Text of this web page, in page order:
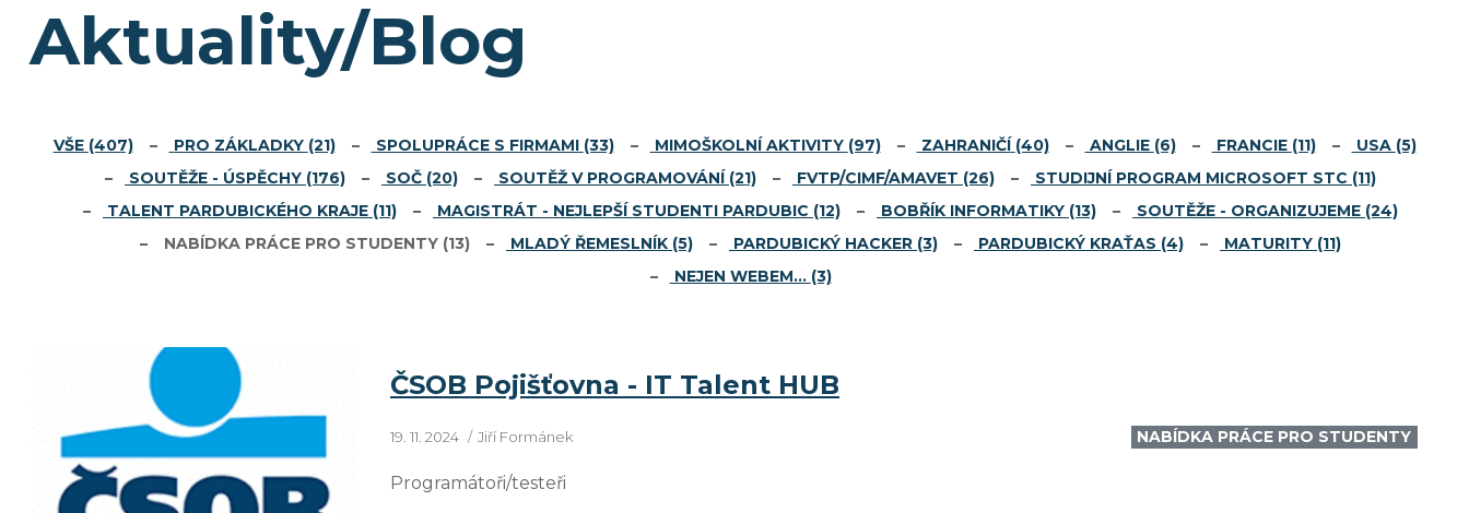
Aktuality/Blog
VŠE (407) PRO ZÁKLADKY (21) SPOLUPRÁCE S FIRMAMI (33) MIMOŠKOLNÍ AKTIVITY (97) ZAHRANIČÍ (40) ANGLIE (6) FRANCIE (11) USA (5)
SOUTĚŽE - ÚSPĚCHY (176) SOČ (20) SOUTĚŽ V PROGRAMOVÁNÍ (21) FVTP/CIMF/AMAVET (26) STUDIJNÍ PROGRAM MICROSOFT STC (11)
TALENT PARDUBICKÉHO KRAJE (11) MAGISTRÁT - NEJLEPŠÍ STUDENTI PARDUBIC (12) BOBŘÍK INFORMATIKY (13) SOUTĚŽE - ORGANIZUJEME (24)
NABÍDKA PRÁCE PRO STUDENTY (13) MLADÝ ŘEMESLNÍK (5) PARDUBICKÝ HACKER (3) PARDUBICKÝ KRAŤAS (4) MATURITY (11)
NEJEN WEBEM… (3)
ČSOB Pojišťovna - IT Talent HUB
19. 11. 2024 Jiří Formánek NABÍDKA PRÁCE PRO STUDENTY
Programátoři/testeři